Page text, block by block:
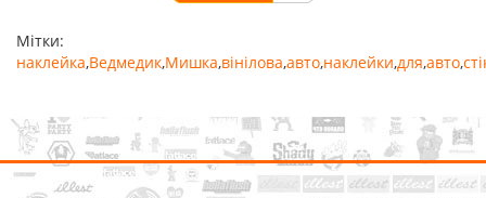
Мітки:
наклейка,Ведмедик,Мишка,вінілова,авто,наклейки,для,авто,